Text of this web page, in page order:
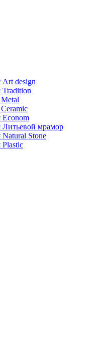
Art design
Tradition
Econom
Литьевой мрамор
Stone
Plastic